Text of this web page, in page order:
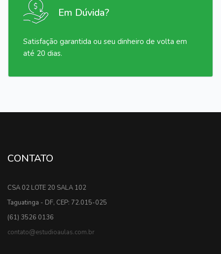
Em Dúvida?
Satisfação garantida ou seu dinheiro de volta em
até 20 dias.
CONTATO
CSA 02 LOTE 20 SALA 102
Taguatinga - DF, CEP: 72.015-025
(61) 3526 0136
contato@estudioaulas.com.br